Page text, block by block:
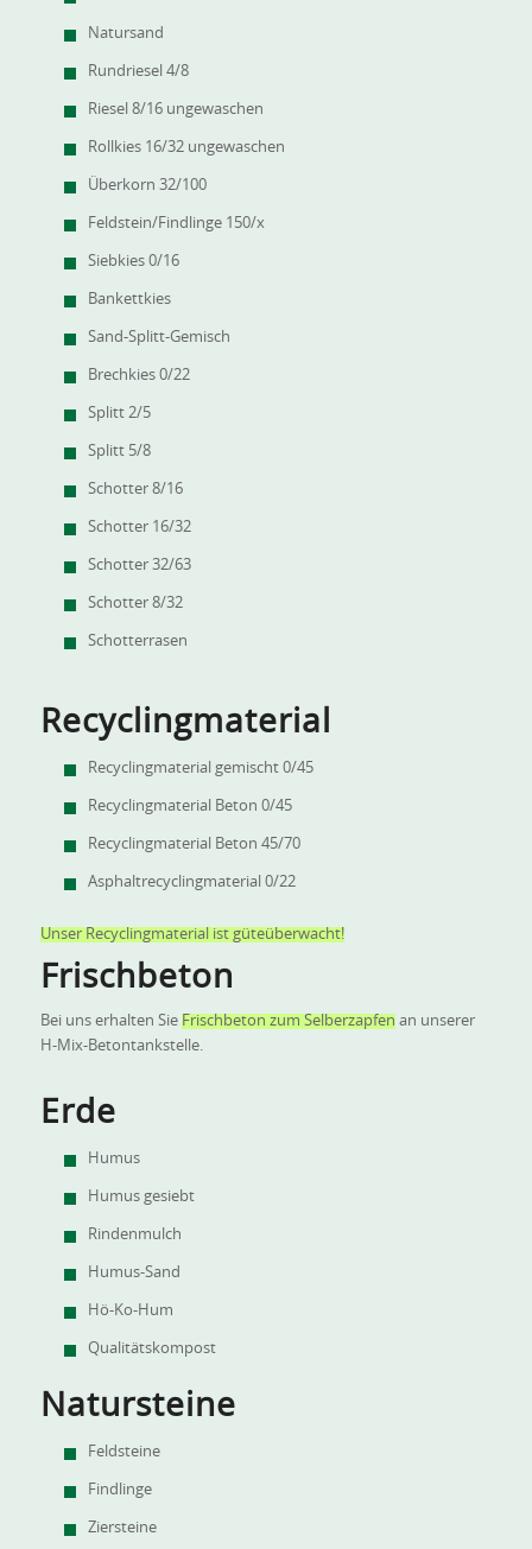
Natursand
Rundriesel 4/8
Riesel 8/16 ungewaschen
Rollkies 16/32 ungewaschen
Überkorn 32/100
Feldstein/Findlinge 150/x
Siebkies 0/16
Bankettkies
Sand-Splitt-Gemisch
Brechkies 0/22
Splitt 2/5
Splitt 5/8
Schotter 8/16
Schotter 16/32
Schotter 32/63
Schotter 8/32
Schotterrasen
Recyclingmaterial
Recyclingmaterial gemischt 0/45
Recyclingmaterial Beton 0/45
Recyclingmaterial Beton 45/70
Asphaltrecyclingmaterial 0/22
Unser Recyclingmaterial ist güteüberwacht!
Frischbeton
Bei uns erhalten Sie Frischbeton zum Selberzapfen an unserer
H-Mix-Betontankstelle.
Erde
Humus
Humus gesiebt
Rindenmulch
Humus-Sand
Hö-Ko-Hum
Qualitätskompost
Natursteine
Feldsteine
Findlinge
Ziersteine